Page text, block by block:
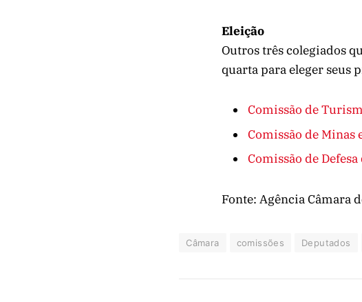
Eleição
Outros três colegiados
quarta para eleger seus
Comissão de
Comissão de Minas
Comissão de
Fonte: Agência Câmara
Câmara comissões Deputados